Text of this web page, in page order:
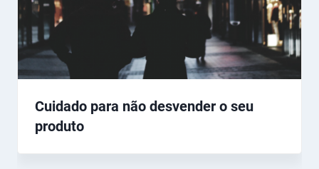
Cuidado para não desvender o seu
produto